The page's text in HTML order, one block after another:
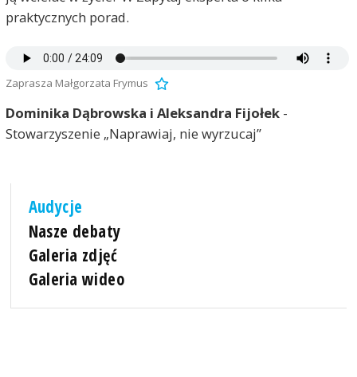
praktycznych porad.
Zaprasza Małgorzata Frymus
Dominika Dąbrowska i Aleksandra Fijołek-
Stowarzyszenie „Naprawiaj, nie wyrzucaj”
Audycje
Nasze debaty
Galeria zdjęć
Galeria wideo